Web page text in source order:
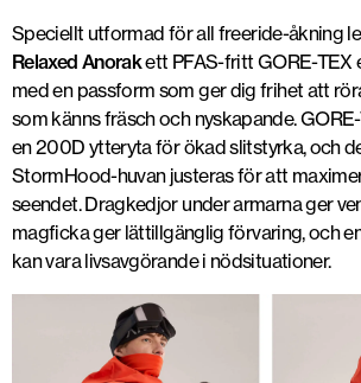
Speciellt utformad för all freeride-åkning
Relaxed Anorakett PFAS-fritt GORE-TEX
med en passform som ger dig frihet att
som känns fräsch och nyskapande.
en 200D ytteryta för ökad slitstyrka, och
StormHood-huvan justeras för att
seendet. Dragkedjor under armarna ger
magficka ger lättillgänglig förvaring, och
kan vara livsavgörande i nödsituationer.